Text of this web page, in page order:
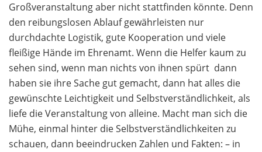
Großveranstaltung aber nicht stattfinden könnte. Denn
den reibungslosen Ablauf gewährleisten nur
durchdachte Logistik, gute Kooperation und viele
fleißige Hände im Ehrenamt. Wenn die Helfer kaum zu
sehen sind, wenn man nichts von ihnen spürt  dann
haben sie ihre Sache gut gemacht, dann hat alles die
gewünschte Leichtigkeit und Selbstverständlichkeit, als
liefe die Veranstaltung von alleine. Macht man sich die
Mühe, einmal hinter die Selbstverständlichkeiten zu
schauen, dann beeindrucken Zahlen und Fakten: – in